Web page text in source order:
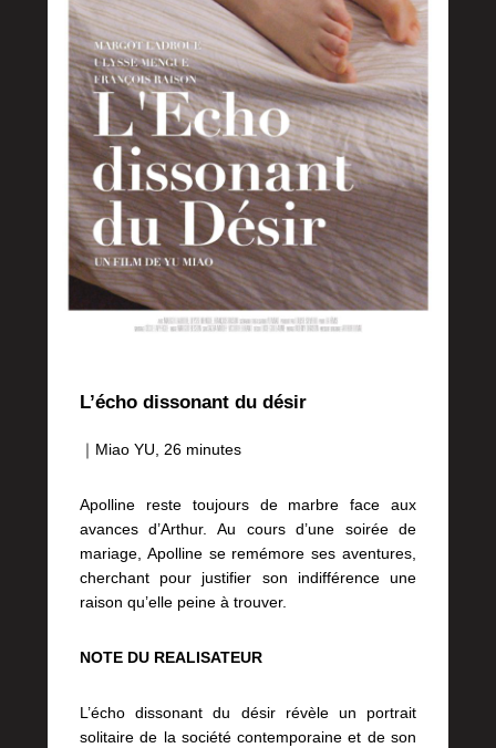
L’écho dissonant du désir
｜Miao YU, 26 minutes
Apolline reste toujours de marbre face aux
avances d’Arthur. Au cours d’une soirée de
mariage, Apolline se remémore ses aventures,
cherchant pour justifier son indifférence une
raison qu’elle peine à trouver.
NOTE DU REALISATEUR
L’écho dissonant du désir révèle un portrait
solitaire de la société contemporaine et de son